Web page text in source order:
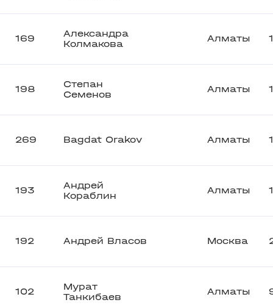
169
Александра
Колмакова
Алматы
198
Степан
Семенов
Алматы
269 Bagdat Orakov Алматы
193
Андрей
Кораблин
Алматы
192 Андрей Власов Москва
102
Мурат
Танкибаев
Алматы